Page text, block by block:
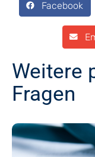
Facebook
Weitere
Fragen